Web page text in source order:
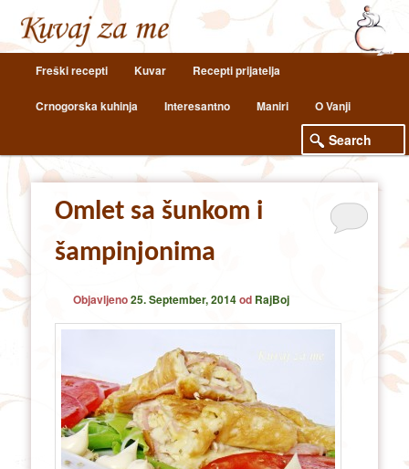
Skip
to
primary
Skip
to
secondary
Freški recepti Kuvar Recepti prijatelja
Crnogorska kuhinja Interesantno Maniri O Vanji
Omlet sa šunkom i
šampinjonima
Objavljeno25. September, 2014od RajBoj